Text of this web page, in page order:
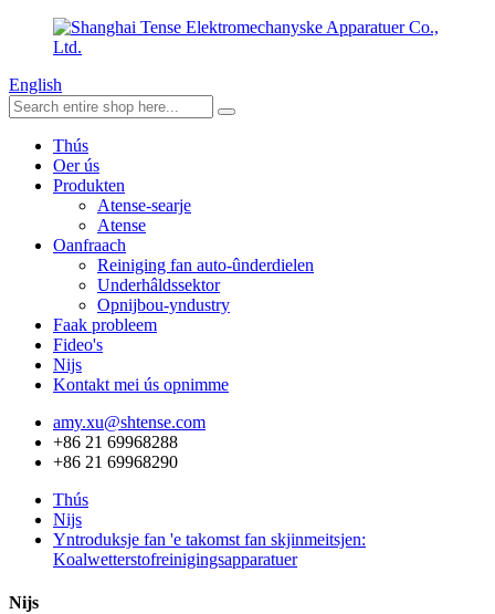
English
Thús
Oer ús
Produkten
Atense-searje
Atense
Oanfraach
Reiniging fan auto-ûnderdielen
Underhâldssektor
Opnijbou-yndustry
Faak probleem
Fideo's
Nijs
Kontakt mei ús opnimme
amy.xu@shtense.com
+86 21 69968288
+86 21 69968290
Thús
Nijs
Yntroduksje fan 'e takomst fan skjinmeitsjen:
Koalwetterstofreinigingsapparatuer
Nijs